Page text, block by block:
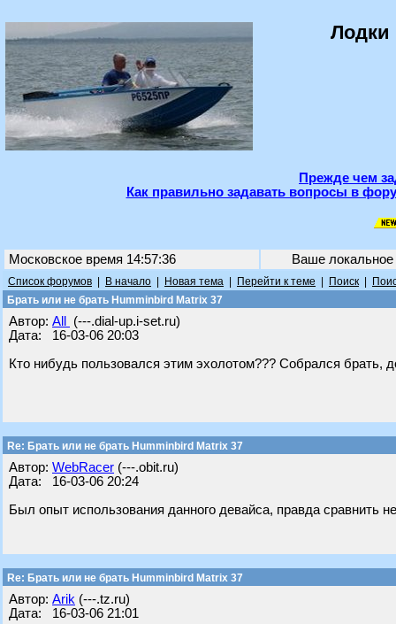
Лодки
Прежде чем
Как правильно задавать вопросы в
Московское время 14:57:36 Ваше
Список форумов В начало Новая тема Перейти к теме Поиск
Брать или не брать Humminbird Matrix 37
Автор: All
(---.dial-up.i-set.ru)
Дата: 16-03-06 20:03
Кто нибудь пользовался этим эхолотом??? Собрался брать,
Re: Брать или не брать Humminbird Matrix 37
Автор: WebRacer (---.obit.ru)
Дата: 16-03-06 20:24
Был опыт использования данного девайса, правда сравнить
Re: Брать или не брать Humminbird Matrix 37
Автор: Arik (---.tz.ru)
Дата: 16-03-06 21:01